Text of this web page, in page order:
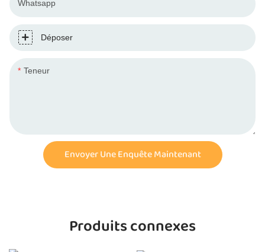
Whatsapp
Déposer
Teneur
Envoyer Une Enquête Maintenant
Produits connexes